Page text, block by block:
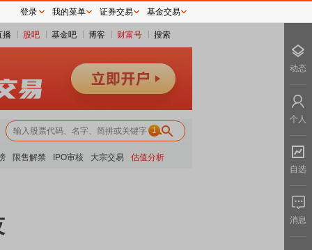
播 股吧 基金吧 博客 财富号 搜索
1
限售解禁 IPO审核 大宗交易 估值分析
登录 我的菜单 证券交易 基金交易
动态
个人
自选
消息